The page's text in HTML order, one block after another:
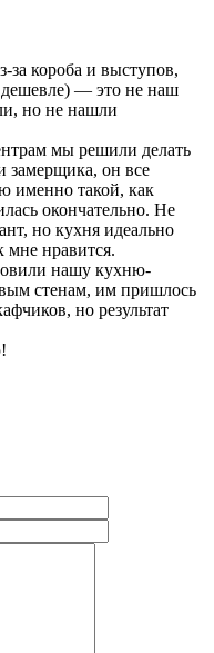
за короба и выступов,
дешевле) — это не наш
но не нашли
мы решили делать
замерщика, он все
именно такой, как
окончательно. Не
но кухня идеально
мне нравится.
нашу кухню-
стенам, им пришлось
но результат